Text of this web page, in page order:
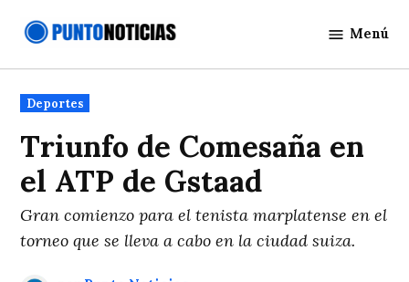
Noticias
Menú
Publicado
en
Deportes
Triunfo de Comesaña en
el ATP de Gstaad
Gran comienzo para el tenista marplatense en el
torneo que se lleva a cabo en la ciudad suiza.